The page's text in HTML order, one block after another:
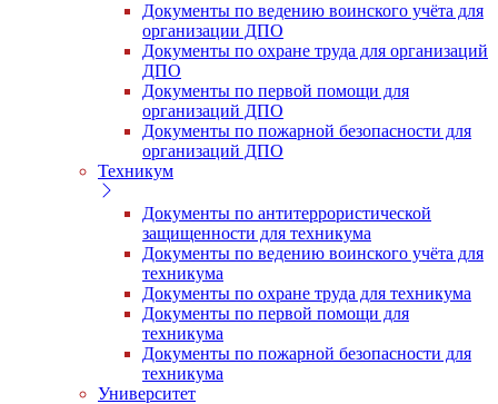
Документы по ведению воинского учёта для
организации ДПО
Документы по охране труда для организаций
ДПО
Документы по первой помощи для
организаций ДПО
Документы по пожарной безопасности для
организаций ДПО
Техникум
Документы по антитеррористической
защищенности для техникума
Документы по ведению воинского учёта для
техникума
Документы по охране труда для техникума
Документы по первой помощи для
техникума
Документы по пожарной безопасности для
техникума
Университет